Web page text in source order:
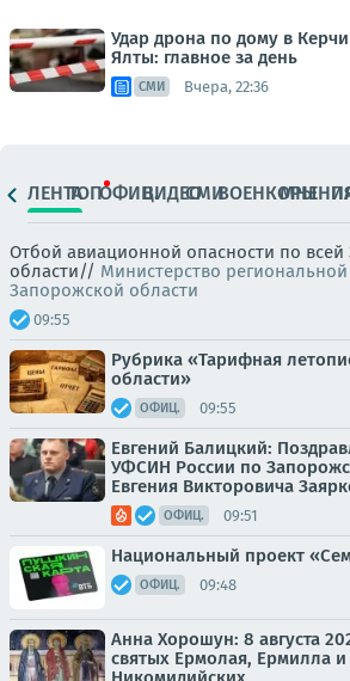
Удар дрона по дому в
Ялты: главное за день
СМИ Вчера, 22:36
ЛЕНТАТОПОФИЦ.ВИДЕОСМИВОЕНКОРЫ
Отбой авиационной опасности по
области// Министерство
Запорожской области
09:55
Рубрика «Тарифная
области»
ОФИЦ. 09:55
Евгений Балицкий:
УФСИН России по
Евгения Викторовича
ОФИЦ. 09:51
Национальный проект
ОФИЦ. 09:48
Анна Хорошун: 8 августа
святых Ермолая, Ермилла